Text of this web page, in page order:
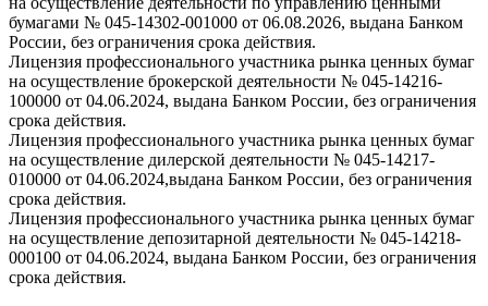
бумагами № 045-14302-001000 от 06.08.2026, выдана Банком
России, без ограничения срока действия.
Лицензия профессионального участника рынка ценных бумаг
на осуществление брокерской деятельности № 045-14216-
100000 от 04.06.2024, выдана Банком России, без ограничения
срока действия.
Лицензия профессионального участника рынка ценных бумаг
на осуществление дилерской деятельности № 045-14217-
010000 от 04.06.2024,выдана Банком России, без ограничения
срока действия.
Лицензия профессионального участника рынка ценных бумаг
на осуществление депозитарной деятельности № 045-14218-
000100 от 04.06.2024, выдана Банком России, без ограничения
срока действия.